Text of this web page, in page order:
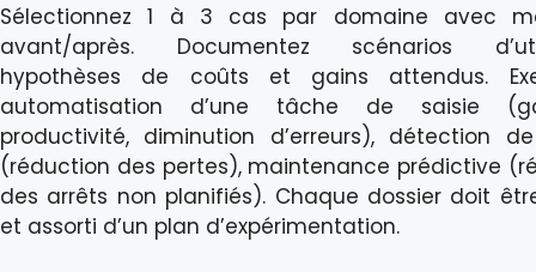
Sélectionnez 1 à 3 cas par domaine avec
avant/après. Documentez scénarios
hypothèses de coûts et gains attendus.
automatisation d’une tâche de saisie
productivité, diminution d’erreurs), détection
(réduction des pertes), maintenance prédictive
des arrêts non planifiés). Chaque dossier doit
et assorti d’un plan d’expérimentation.